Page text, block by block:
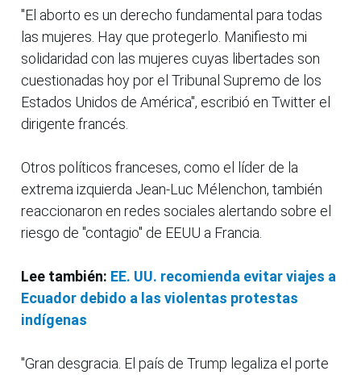
"El aborto es un derecho fundamental para todas
las mujeres. Hay que protegerlo. Manifiesto mi
solidaridad con las mujeres cuyas libertades son
cuestionadas hoy por el Tribunal Supremo de los
Estados Unidos de América", escribió en Twitter el
dirigente francés.
Otros políticos franceses, como el líder de la
extrema izquierda Jean-Luc Mélenchon, también
reaccionaron en redes sociales alertando sobre el
riesgo de "contagio" de EEUU a Francia.
Lee también: EE. UU. recomienda evitar viajes a
Ecuador debido a las violentas protestas
indígenas
"Gran desgracia. El país de Trump legaliza el porte